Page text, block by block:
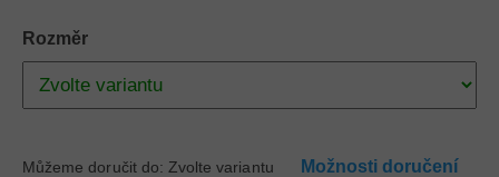
Rozměr
Můžeme doručit do: Zvolte variantu Možnosti doručení